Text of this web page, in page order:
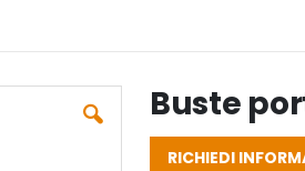
Buste
RICHIEDI